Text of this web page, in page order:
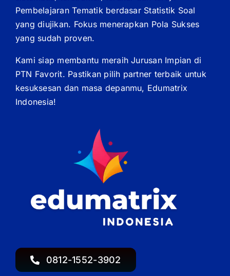
0812-1552-3902
Pembelajaran Tematik berdasar Statistik Soal
yang diujikan. Fokus menerapkan Pola Sukses
yang sudah proven.
Kami siap membantu meraih Jurusan Impian di
PTN Favorit. Pastikan pilih partner terbaik untuk
kesuksesan dan masa depanmu, Edumatrix
Indonesia!